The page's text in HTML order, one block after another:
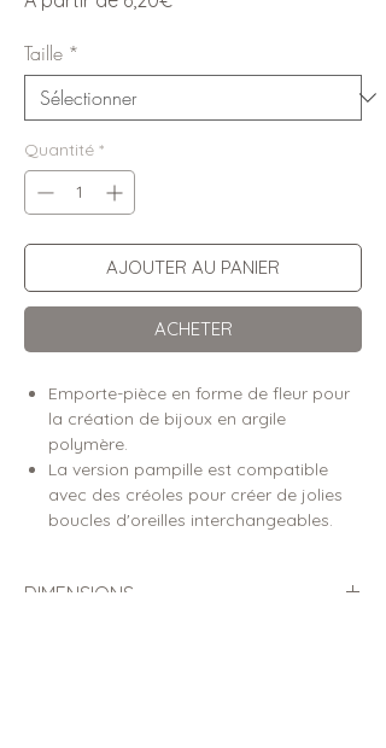
Taille *
Quantité *
AJOUTER AU PANIER
ACHETER
Emporte-pièce en forme de fleur pour
la création de bijoux en argile
polymère.
La version pampille est compatible
avec des créoles pour créer de jolies
boucles d'oreilles interchangeables.
DIMENSIONS